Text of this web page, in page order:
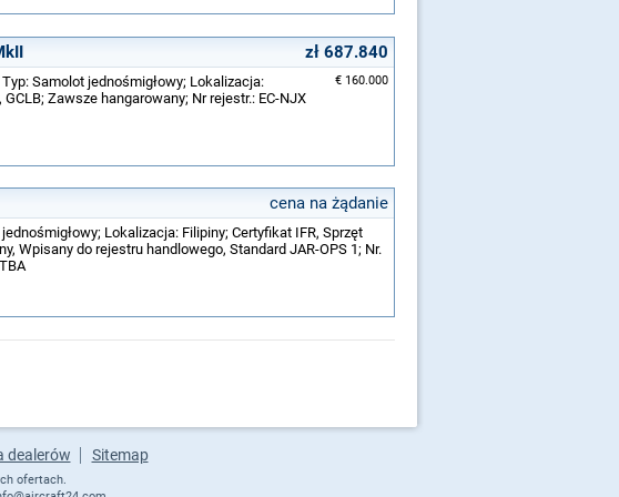
zł 687.840
€ 160.000
Typ: Samolot jednośmigłowy; Lokalizacja:
Zawsze hangarowany; Nr rejestr.: EC-NJX
cena na żądanie
Lokalizacja: Filipiny; Certyfikat IFR, Sprzęt
Wpisany do rejestru handlowego, Standard JAR-OPS 1; Nr.
dealerów Sitemap
ofertach.